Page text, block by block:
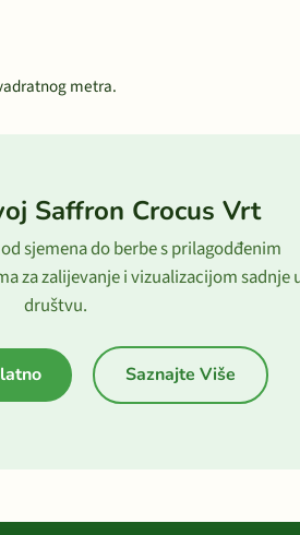
metra.
Saffron Crocus Vrt
sjemena do berbe s prilagodđenim
za zalijevanje i vizualizacijom sadnje
društvu.
Saznajte Više